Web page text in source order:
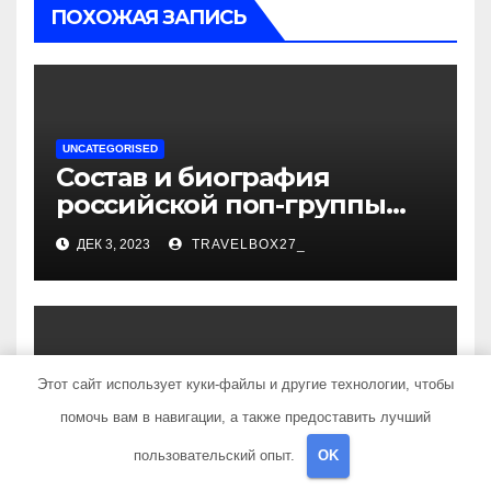
ПОХОЖАЯ ЗАПИСЬ
UNCATEGORISED
Состав и биография
российской поп-группы
«Иванушки интернешнл»
— история успеха, музыка
и судьбы участников
ДЕК 3, 2023 TRAVELBOX27_
UNCATEGORISED
Политов Владимир —
узнайте все о его
биографии, возрасте и
Этот сайт использует куки-файлы и другие технологии, чтобы
помочь вам в навигации, а также предоставить лучший
пользовательский опыт. OK